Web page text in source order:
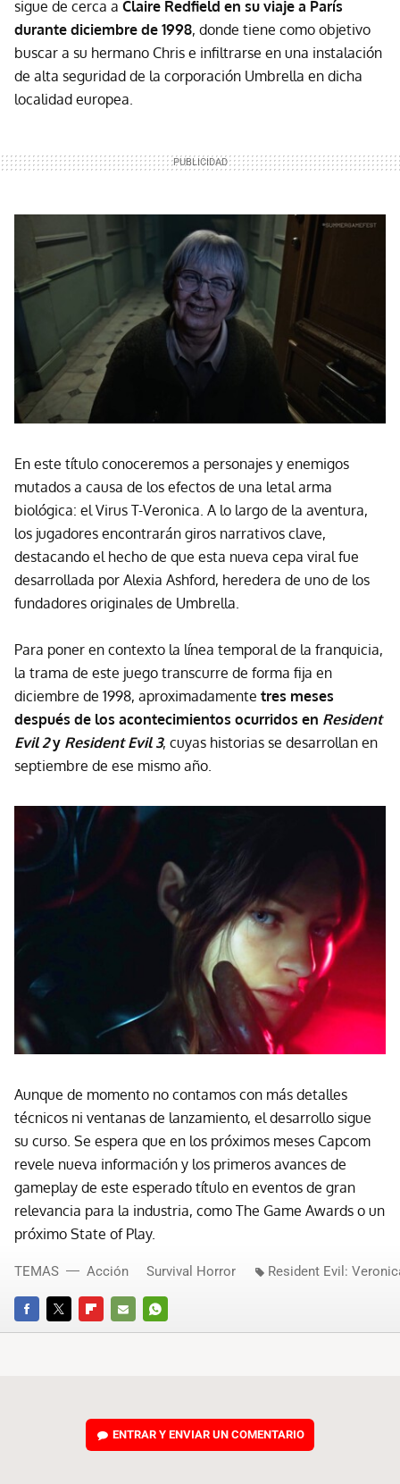
sigue de cerca a Claire Redfield en su viaje a París
durante diciembre de 1998, donde tiene como objetivo
buscar a su hermano Chris e infiltrarse en una instalación
de alta seguridad de la corporación Umbrella en dicha
localidad europea.
En este título conoceremos a personajes y enemigos
mutados a causa de los efectos de una letal arma
biológica: el Virus T-Veronica. A lo largo de la aventura,
los jugadores encontrarán giros narrativos clave,
destacando el hecho de que esta nueva cepa viral fue
desarrollada por Alexia Ashford, heredera de uno de los
fundadores originales de Umbrella.
Para poner en contexto la línea temporal de la franquicia,
la trama de este juego transcurre de forma fija en
diciembre de 1998, aproximadamente tres meses
después de los acontecimientos ocurridos en Resident
Evil 2y Resident Evil 3, cuyas historias se desarrollan en
septiembre de ese mismo año.
Aunque de momento no contamos con más detalles
técnicos ni ventanas de lanzamiento, el desarrollo sigue
su curso. Se espera que en los próximos meses Capcom
revele nueva información y los primeros avances de
gameplay de este esperado título en eventos de gran
relevancia para la industria, como The Game Awards o un
próximo State of Play.
FACEBOOKTWITTERFLIPBOARD
E-
WHATSAPP
TEMAS Acción Survival Horror Resident Evil:
ENTRAR Y ENVIAR UN COMENTARIO